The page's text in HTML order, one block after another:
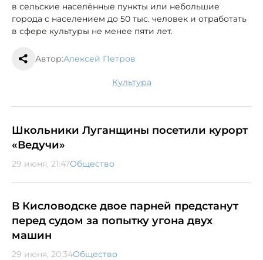
в сельские населённые пункты или небольшие
города с населением до 50 тыс. человек и отработать
в сфере культуры не менее пяти лет.
Автор:Алексей Петров
культура
Школьники Луганщины посетили курорт
«Ведучи»
29 июня, 21:47Общество
В Кисловодске двое парней предстанут
перед судом за попытку угона двух
машин
29 июня, 20:34Общество